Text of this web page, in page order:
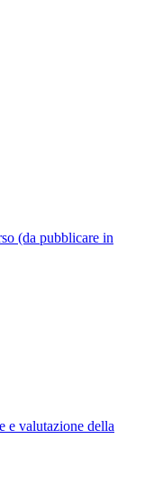
(da pubblicare in
e valutazione della